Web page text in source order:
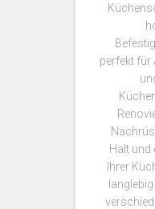
perfekt für
Halt und
Ihrer